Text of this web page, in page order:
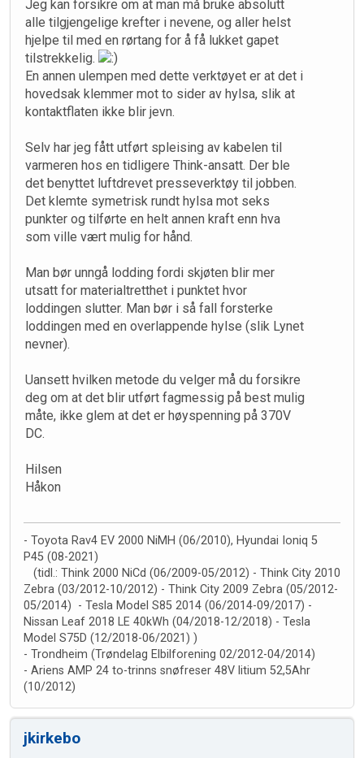
Jeg kan forsikre om at man må bruke absolutt
alle tilgjengelige krefter i nevene, og aller helst
hjelpe til med en rørtang for å få lukket gapet
tilstrekkelig.
En annen ulempen med dette verktøyet er at det i
hovedsak klemmer mot to sider av hylsa, slik at
kontaktflaten ikke blir jevn.
Selv har jeg fått utført spleising av kabelen til
varmeren hos en tidligere Think-ansatt. Der ble
det benyttet luftdrevet presseverktøy til jobben.
Det klemte symetrisk rundt hylsa mot seks
punkter og tilførte en helt annen kraft enn hva
som ville vært mulig for hånd.
Man bør unngå lodding fordi skjøten blir mer
utsatt for materialtretthet i punktet hvor
loddingen slutter. Man bør i så fall forsterke
loddingen med en overlappende hylse (slik Lynet
nevner).
Uansett hvilken metode du velger må du forsikre
deg om at det blir utført fagmessig på best mulig
måte, ikke glem at det er høyspenning på 370V
DC.
Hilsen
Håkon
- Toyota Rav4 EV 2000 NiMH (06/2010), Hyundai Ioniq 5
P45 (08-2021)
(tidl.: Think 2000 NiCd (06/2009-05/2012) - Think City 2010
Zebra (03/2012-10/2012) - Think City 2009 Zebra (05/2012-
05/2014) - Tesla Model S85 2014 (06/2014-09/2017) -
Nissan Leaf 2018 LE 40kWh (04/2018-12/2018) - Tesla
Model S75D (12/2018-06/2021) )
- Trondheim (Trøndelag Elbilforening 02/2012-04/2014)
- Ariens AMP 24 to-trinns snøfreser 48V litium 52,5Ahr
(10/2012)
jkirkebo